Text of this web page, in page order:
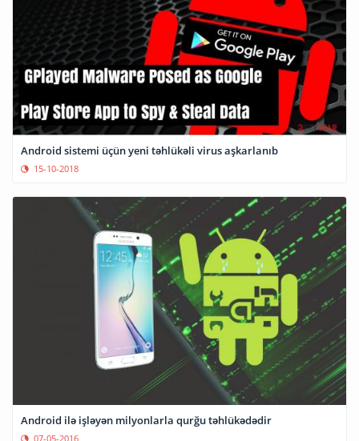
Android sistemi üçün yeni təhlükəli virus aşkarlanıb
15-10-2018
Android ilə işləyən milyonlarla qurğu təhlükədədir
07-05-2016